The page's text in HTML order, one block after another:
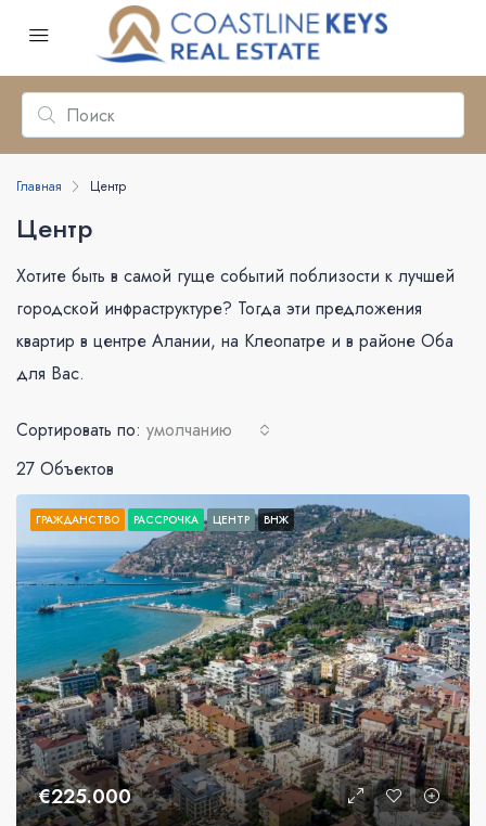
Главная Центр
Центр
Хотите быть в самой гуще событий поблизости к лучшей
городской инфраструктуре? Тогда эти предложения
квартир в центре Алании, на Клеопатре и в районе Оба
для Вас.
27 Объектов
Сортировать по: умолчанию
ГРАЖДАНСТВО РАССРОЧКА ЦЕНТР ВНЖ
€225.000